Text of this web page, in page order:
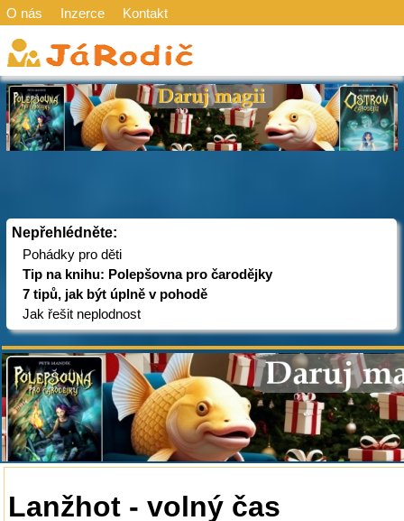
O nás Inzerce Kontakt
Nepřehlédněte:
Pohádky pro děti
Tip na knihu: Polepšovna pro čarodějky
7 tipů, jak být úplně v pohodě
Jak řešit neplodnost
Lanžhot - volný čas